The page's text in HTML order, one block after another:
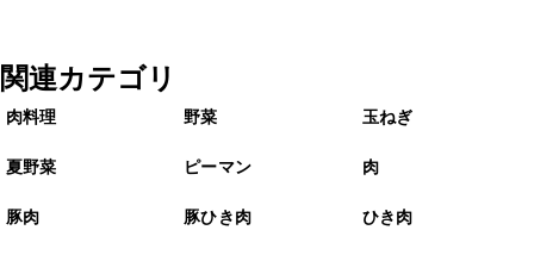
関連カテゴリ
肉料理 野菜 玉ねぎ
夏野菜 ピーマン 肉
豚肉 豚ひき肉 ひき肉